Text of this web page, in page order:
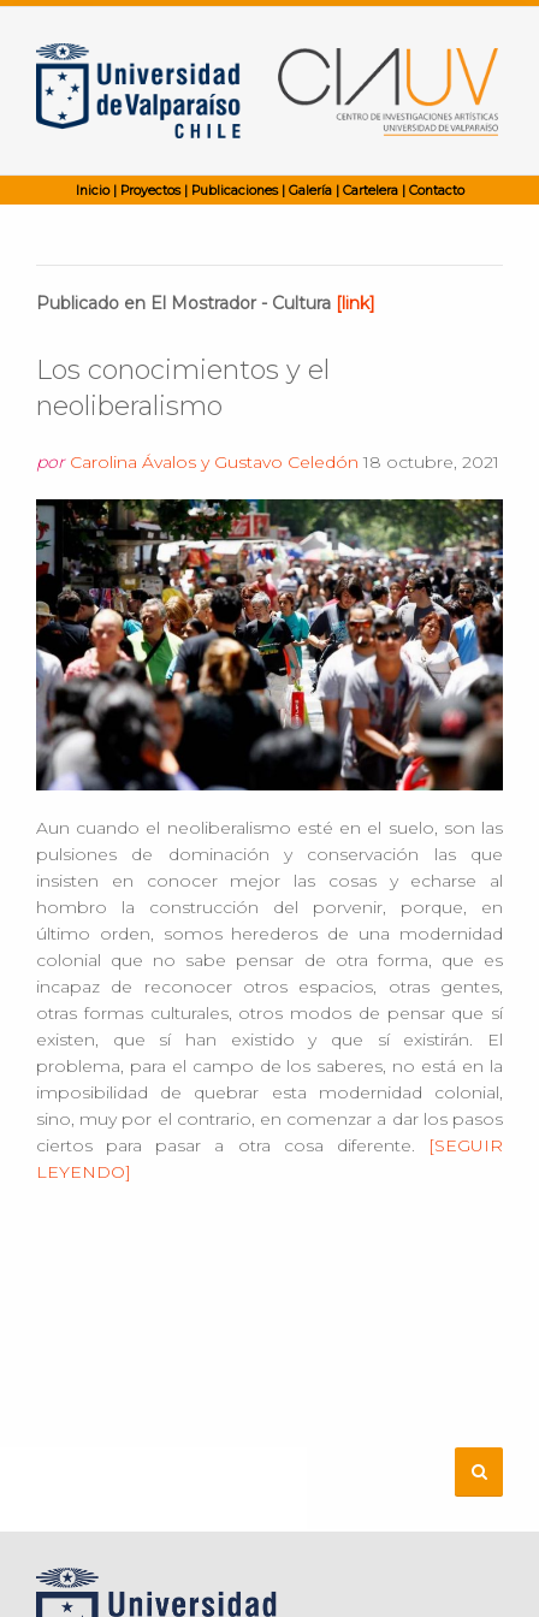
Inicio| Proyectos| Publicaciones| Galería| Cartelera| Contacto
Publicado en El Mostrador - Cultura [link]
Los conocimientos y el
neoliberalismo
por Carolina Ávalos y Gustavo Celedón 18 octubre, 2021
Aun cuando el neoliberalismo esté en el suelo, son las
pulsiones de dominación y conservación las que
insisten en conocer mejor las cosas y echarse al
hombro la construcción del porvenir, porque, en
último orden, somos herederos de una modernidad
colonial que no sabe pensar de otra forma, que es
incapaz de reconocer otros espacios, otras gentes,
otras formas culturales, otros modos de pensar que sí
existen, que sí han existido y que sí existirán. El
problema, para el campo de los saberes, no está en la
imposibilidad de quebrar esta modernidad colonial,
sino, muy por el contrario, en comenzar a dar los pasos
ciertos para pasar a otra cosa diferente.
[SEGUIR
LEYENDO]